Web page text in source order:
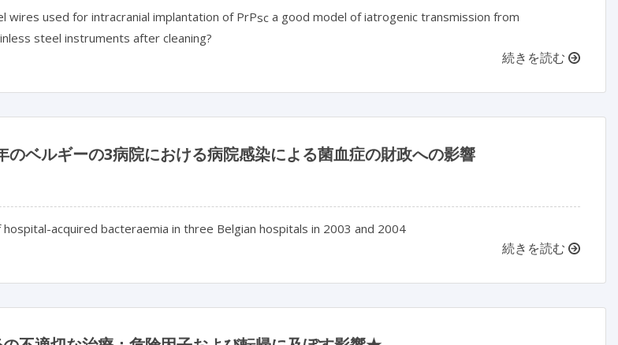
wires used for intracranial implantation of PrPsc a good model of iatrogenic transmission from
steel instruments after cleaning?
続きを読む
のベルギーの3病院における病院感染による菌血症の財政への影響
hospital-acquired bacteraemia in three Belgian hospitals in 2003 and 2004
続きを読む